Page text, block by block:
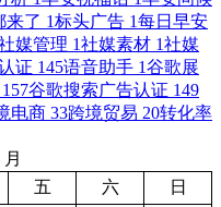
来了 1标头广告 1每日早安
媒管理 1社媒素材 1社媒
证 145语音助手 1谷歌展
157谷歌搜索广告认证 149
电商 33跨境贸易 20转化率
五 六
日